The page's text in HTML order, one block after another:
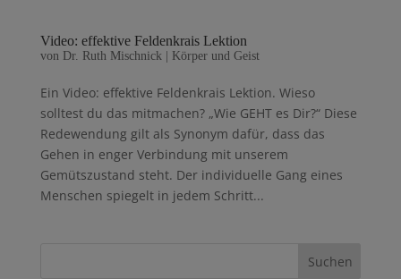
Video: effektive Feldenkrais Lektion
von Dr. Ruth Mischnick| Körper und Geist
Ein Video: effektive Feldenkrais Lektion. Wieso
solltest du das mitmachen? „Wie GEHT es Dir?“ Diese
Redewendung gilt als Synonym dafür, dass das
Gehen in enger Verbindung mit unserem
Gemütszustand steht. Der individuelle Gang eines
Menschen spiegelt in jedem Schritt...